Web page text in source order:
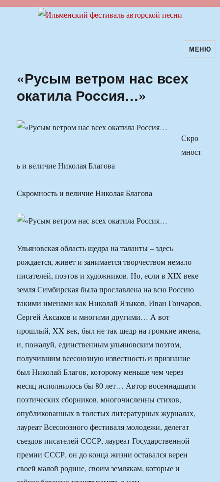
Ильменский фестиваль авторскойМЕНЮ
«Русым ветром нас всех
окатила Россия…»
Скро
мност
ь и величие Николая Благова
Скромность и величие Николая Благова
Ульяновская область щедра на таланты – здесь
рождается, живет и занимается творчеством немало
писателей, поэтов и художников. Но, если в XIX веке
земля Симбирская была прославлена на всю Россию
такими именами как Николай Языков, Иван Гончаров,
Сергей Аксаков и многими другими… А вот
прошлый, XX век, был не так щедр на громкие имена,
и, пожалуй, единственным ульяновским поэтом,
получившим всесоюзную известность и признание
был Николай Благов, которому меньше чем через
месяц исполнилось бы 80 лет… Автор восемнадцати
поэтических сборников, многочисленны стихов,
опубликованных в толстых литературных журналах,
лауреат Всесоюзного фестиваля молодежи, делегат
съездов писателей СССР, лауреат Государственной
премии СССР, он до конца жизни оставался верен
своей малой родине, своим землякам, которые и